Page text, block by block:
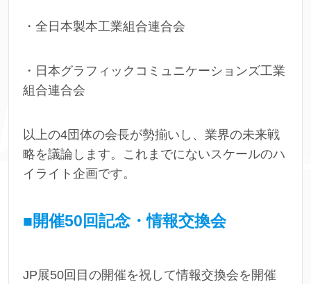
・全日本製本工業組合連合会
・日本グラフィックコミュニケーションズ工業
組合連合会
以上の4団体の会長が勢揃いし、業界の未来戦
略を議論します。これまでにないスケールのハ
イライト企画です。
■開催50回記念・情報交換会
JP展50回目の開催を祝して情報交換会を開催